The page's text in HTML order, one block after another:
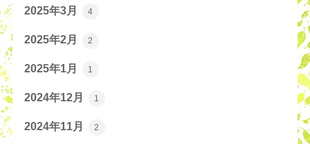
2025年3月 4
2025年2月 2
2025年1月 1
2024年12月 1
2024年11月 2